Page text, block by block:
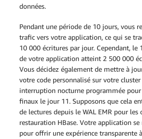
données.
Pendant une période de 10 jours, vous
trafic vers votre application, ce qui se
10 000 écritures par jour. Cependant, le
de votre application atteint 2 500 000
Vous décidez également de mettre à
votre code personnalisé sur votre
interruption nocturne programmée
finaux le jour 11. Supposons que cela
de lectures depuis le WAL EMR pour les
restauration HBase. Votre application
pour offrir une expérience transparente